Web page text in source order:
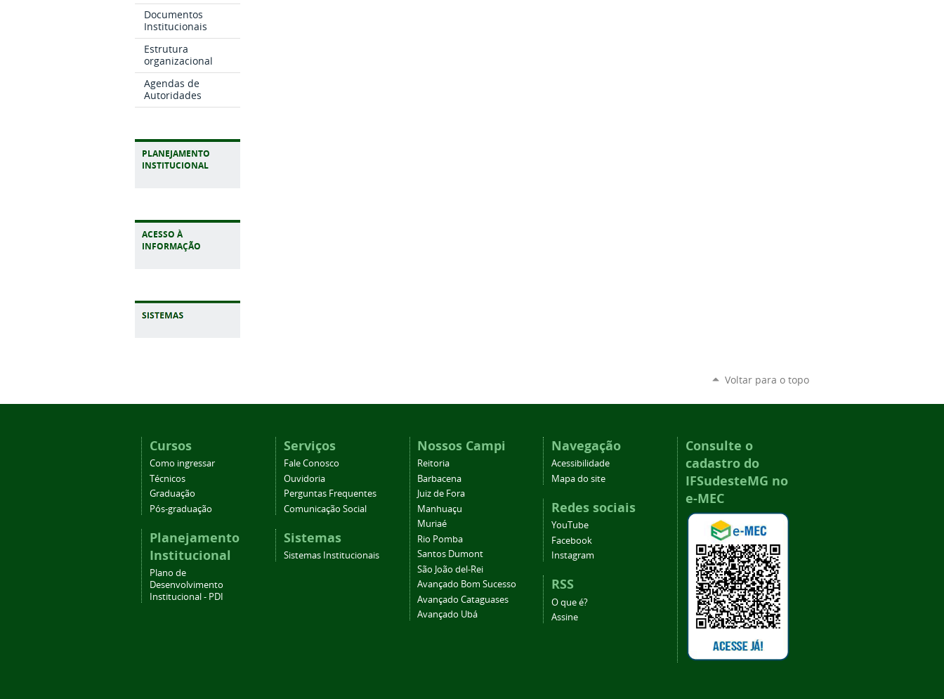
Documentos
Institucionais
Estrutura
organizacional
Agendas de
Autoridades
PLANEJAMENTO
INSTITUCIONAL
ACESSO À
INFORMAÇÃO
Voltar para o topo
Cursos
Como ingressar
Técnicos
Graduação
Pós-graduação
Planejamento
Institucional
Plano de
Desenvolvimento
Institucional - PDI
Serviços
Fale Conosco
Ouvidoria
Perguntas Frequentes
Comunicação Social
Sistemas
Sistemas Institucionais
Nossos Campi
Reitoria
Barbacena
Juiz de Fora
Manhuaçu
Muriaé
Rio Pomba
Santos Dumont
São João del-Rei
Avançado Bom Sucesso
Avançado Cataguases
Avançado Ubá
Navegação
Acessibilidade
Mapa do site
Redes sociais
YouTube
Facebook
Instagram
RSS
O que é?
Assine
Consulte o
cadastro do
IFSudesteMG no
e-MEC